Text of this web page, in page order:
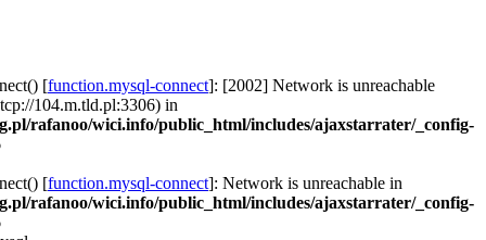
[function.mysql-connect]: [2002] Network is unreachable
104.m.tld.pl:3306) in
rafanoo/wici.info/public_html/includes/ajaxstarrater/_config-
[function.mysql-connect]: Network is unreachable in
rafanoo/wici.info/public_html/includes/ajaxstarrater/_config-